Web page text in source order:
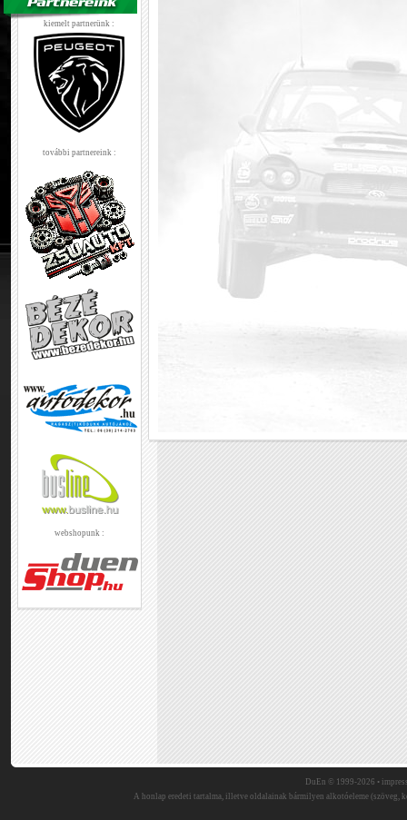
kiemelt partnerünk :
további partnereink :
webshopunk :
DuEn © 1999-2026 •
A honlap eredeti tartalma, illetve oldalainak bármilyen alkotóeleme (szöveg,